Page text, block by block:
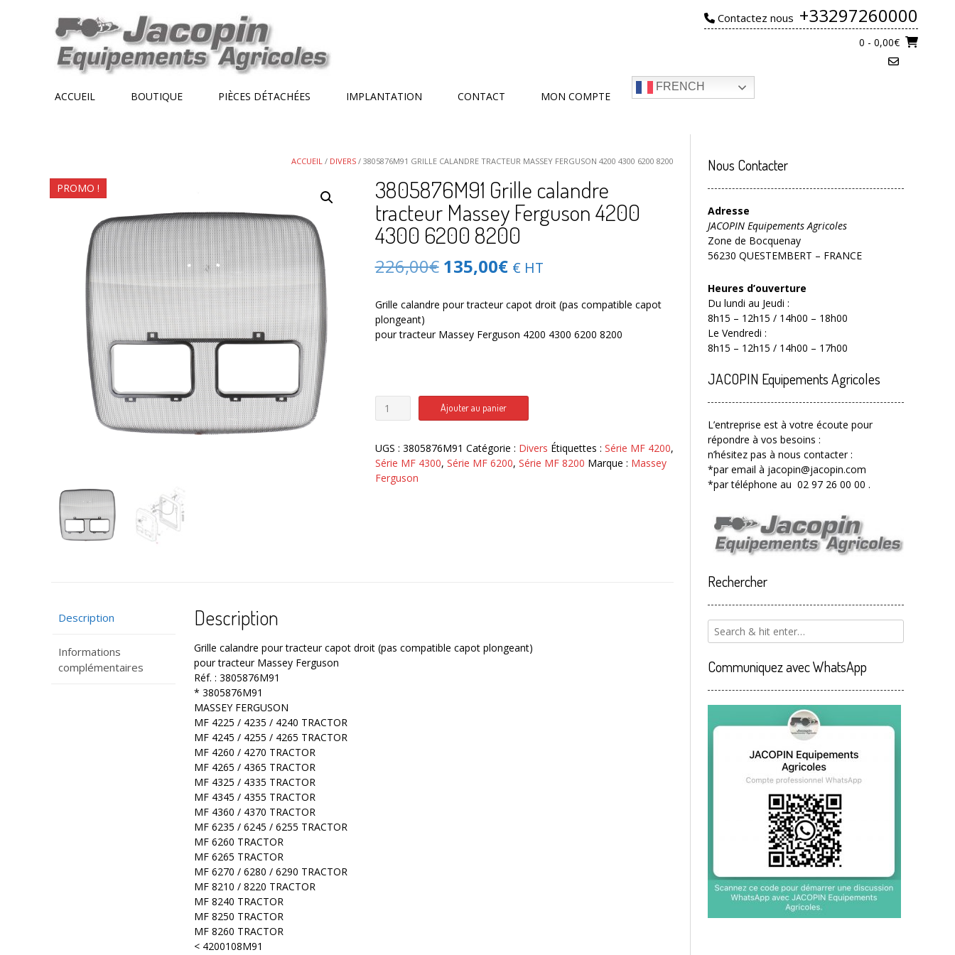
Contactez nous +33297260000
0 - 0,00€
ACCUEIL BOUTIQUE PIÈCES DÉTACHÉES IMPLANTATION CONTACT MON COMPTE
FRENCH
ACCUEIL / DIVERS / 3805876M91 GRILLE CALANDRE TRACTEUR MASSEY FERGUSON 4200 4300 6200 8200
PROMO ! 3805876M91 Grille calandre
tracteur Massey Ferguson 4200
4300 6200 8200
226,00€ Le
initial
était :
135,00€Le
actuel
est :
€ HT
Grille calandre pour tracteur capot droit (pas compatible capot
plongeant)
pour tracteur Massey Ferguson 4200 4300 6200 8200
quantité
de
Grille
calandre
tracteur
Ajouter au panier
UGS : 3805876M91 Catégorie : Divers Étiquettes : Série MF 4200,
Série MF 4300, Série MF 6200, Série MF 8200 Marque : Massey
Ferguson
Description
Informations
complémentaires
Description
Grille calandre pour tracteur capot droit (pas compatible capot plongeant)
pour tracteur Massey Ferguson
Réf. : 3805876M91
* 3805876M91
MASSEY FERGUSON
MF 4225 / 4235 / 4240 TRACTOR
MF 4245 / 4255 / 4265 TRACTOR
MF 4260 / 4270 TRACTOR
MF 4265 / 4365 TRACTOR
MF 4325 / 4335 TRACTOR
MF 4345 / 4355 TRACTOR
MF 4360 / 4370 TRACTOR
MF 6235 / 6245 / 6255 TRACTOR
MF 6260 TRACTOR
MF 6265 TRACTOR
MF 6270 / 6280 / 6290 TRACTOR
MF 8210 / 8220 TRACTOR
MF 8240 TRACTOR
MF 8250 TRACTOR
MF 8260 TRACTOR
< 4200108M91
Nous Contacter
Adresse
JACOPIN Equipements Agricoles
Zone de Bocquenay
56230 QUESTEMBERT – FRANCE
Heures d’ouverture
Du lundi au Jeudi :
8h15 – 12h15 / 14h00 – 18h00
Le Vendredi :
8h15 – 12h15 / 14h00 – 17h00
JACOPIN Equipements Agricoles
L’entreprise est à votre écoute pour
répondre à vos besoins :
n’hésitez pas à nous contacter :
*par email à jacopin@jacopin.com
*par téléphone au 02 97 26 00 00 .
Rechercher
Communiquez avec WhatsApp